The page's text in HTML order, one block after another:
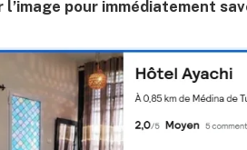
l’image pour immédiatement